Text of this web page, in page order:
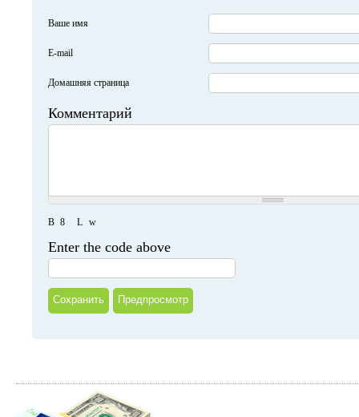
Ваше имя
E-mail
Домашняя страница
Комментарий
L w
B 8
Enter the code above